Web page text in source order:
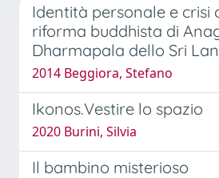
Identità personale e crisi
riforma buddhista di
Dharmapala dello Sri
2014 Beggiora, Stefano
Ikonos.Vestire lo spazio
2020 Burini, Silvia
Il bambino misterioso